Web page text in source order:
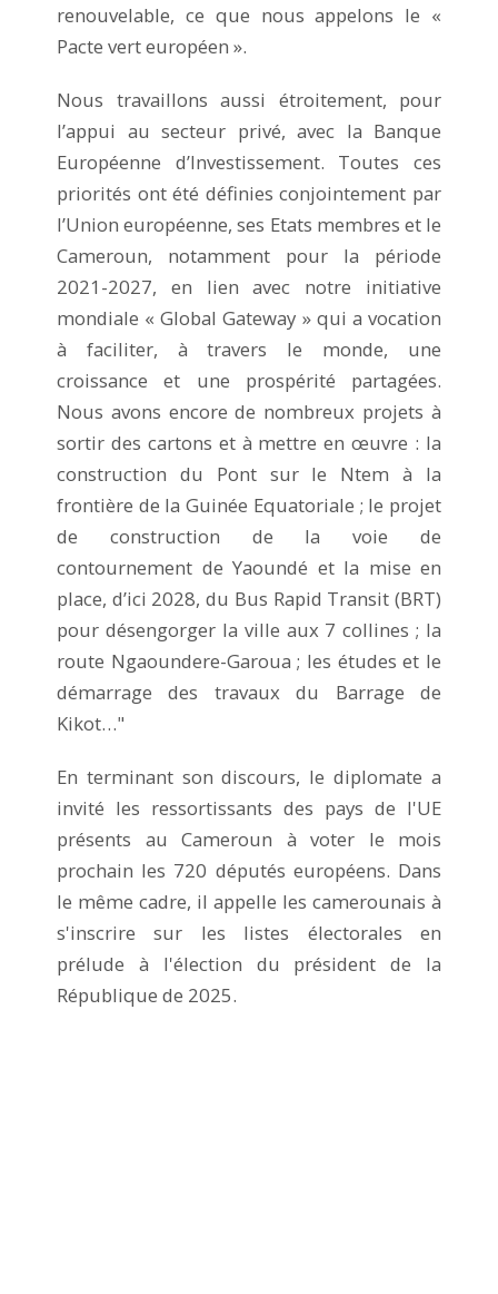
renouvelable, ce que nous appelons le «
Pacte vert européen ».
Nous travaillons aussi étroitement, pour
l’appui au secteur privé, avec la Banque
Européenne d’Investissement. Toutes ces
priorités ont été définies conjointement par
l’Union européenne, ses Etats membres et le
Cameroun, notamment pour la période
2021-2027, en lien avec notre initiative
mondiale « Global Gateway » qui a vocation
à faciliter, à travers le monde, une
croissance et une prospérité partagées.
Nous avons encore de nombreux projets à
sortir des cartons et à mettre en œuvre : la
construction du Pont sur le Ntem à la
frontière de la Guinée Equatoriale ; le projet
de construction de la voie de
contournement de Yaoundé et la mise en
place, d’ici 2028, du Bus Rapid Transit (BRT)
pour désengorger la ville aux 7 collines ; la
route Ngaoundere-Garoua ; les études et le
démarrage des travaux du Barrage de
Kikot…"
En terminant son discours, le diplomate a
invité les ressortissants des pays de l'UE
présents au Cameroun à voter le mois
prochain les 720 députés européens. Dans
le même cadre, il appelle les camerounais à
s'inscrire sur les listes électorales en
prélude à l'élection du président de la
République de 2025.